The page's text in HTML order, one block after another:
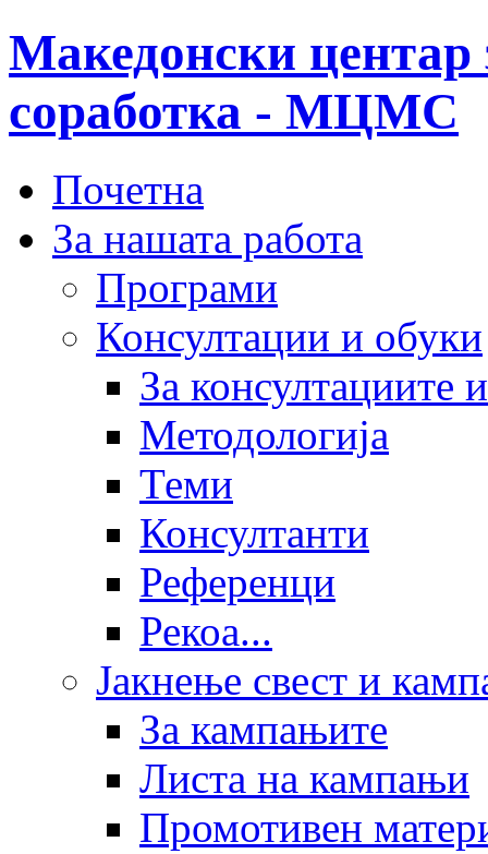
Македонски центар
соработка - МЦМС
Почетна
За нашата работа
Програми
Консултации и обуки
За консултациите
Методологија
Теми
Консултанти
Референци
Рекоа...
Јакнење свест и
За кампањите
Листа на кампањи
Промотивен